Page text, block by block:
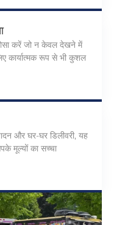
करें जो न केवल देखने में
कार्यात्मक रूप से भी कुशल
और घर-घर डिलीवरी, यह
मूल्यों का सच्चा